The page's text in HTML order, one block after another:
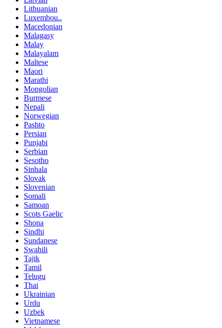
Lithuanian
Luxembou..
Macedonian
Malagasy
Malay
Malayalam
Maltese
Maori
Marathi
Mongolian
Burmese
Nepali
Norwegian
Pashto
Persian
Punjabi
Serbian
Sesotho
Sinhala
Slovak
Slovenian
Somali
Samoan
Scots Gaelic
Shona
Sindhi
Sundanese
Swahili
Tajik
Tamil
Telugu
Thai
Ukrainian
Urdu
Uzbek
Vietnamese